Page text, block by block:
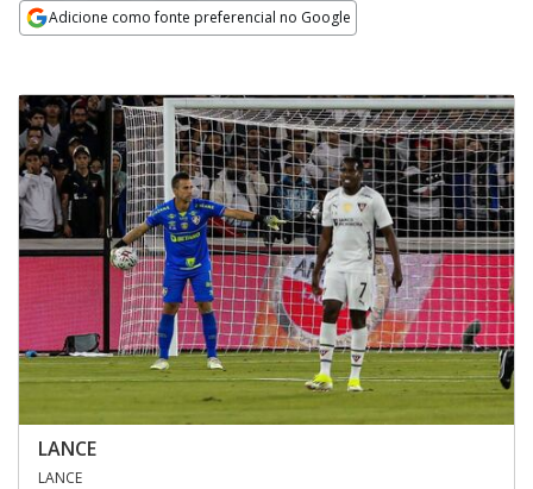
Adicione como fonte preferencial no Google
LANCE
LANCE